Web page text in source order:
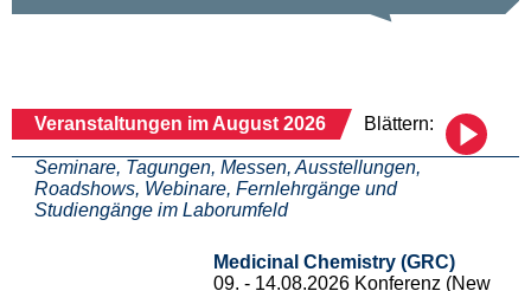
Veranstaltungen im August 2026 Blättern:
Seminare, Tagungen, Messen, Ausstellungen,
Roadshows, Webinare, Fernlehrgänge und
Studiengänge im Laborumfeld
Medicinal Chemistry (GRC)
09. - 14.08.2026 Konferenz (New